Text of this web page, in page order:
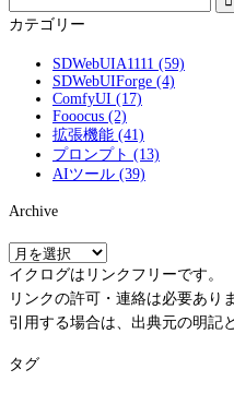
カテゴリー
SDWebUIA1111 (59)
SDWebUIForge (4)
ComfyUI (17)
Fooocus (2)
拡張機能 (41)
プロンプト (13)
AIツール (39)
Archive
A
r
h
i
イクログはリンクフリーです。
リンクの許可・連絡は必要あり
引用する場合は、出典元の明記
タグ